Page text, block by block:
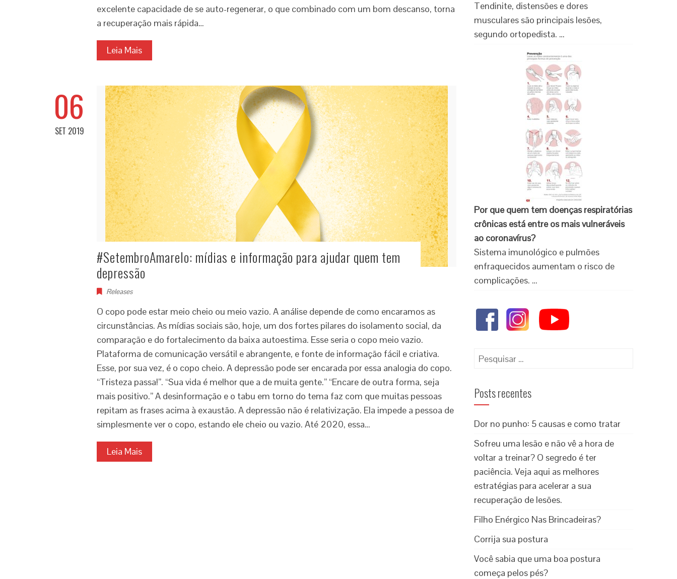
excelente capacidade de se auto-regenerar, o que combinado com um bom descanso, torna
a recuperação mais rápida…
Leia Mais
06
SET 2019
#SetembroAmarelo: mídias e informação para ajudar quem tem
depressão
Releases
O copo pode estar meio cheio ou meio vazio. A análise depende de como encaramos as
circunstâncias. As mídias sociais são, hoje, um dos fortes pilares do isolamento social, da
comparação e do fortalecimento da baixa autoestima. Esse seria o copo meio vazio.
Plataforma de comunicação versátil e abrangente, e fonte de informação fácil e criativa.
Esse, por sua vez, é o copo cheio. A depressão pode ser encarada por essa analogia do copo.
“Tristeza passa!”. “Sua vida é melhor que a de muita gente.” “Encare de outra forma, seja
mais positivo.” A desinformação e o tabu em torno do tema faz com que muitas pessoas
repitam as frases acima à exaustão. A depressão não é relativização. Ela impede a pessoa de
simplesmente ver o copo, estando ele cheio ou vazio. Até 2020, essa…
Leia Mais
Tendinite, distensões e dores
musculares são principais lesões,
segundo ortopedista. …
Por que quem tem doenças respiratórias
crônicas está entre os mais vulneráveis
ao coronavírus?
Sistema imunológico e pulmões
enfraquecidos aumentam o risco de
complicações. …
Posts recentes
Dor no punho: 5 causas e como tratar
Sofreu uma lesão e não vê a hora de
voltar a treinar? O segredo é ter
paciência. Veja aqui as melhores
estratégias para acelerar a sua
recuperação de lesões.
Filho Enérgico Nas Brincadeiras?
Corrija sua postura
Você sabia que uma boa postura
começa pelos pés?